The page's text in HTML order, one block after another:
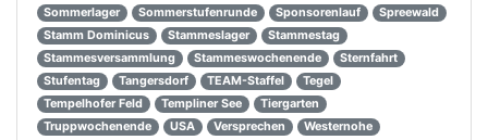
Sommerlager
Sommerstufenrunde Sponsorenlauf
Spreewald
Stamm Dominicus
Stammeslager
Stammestag
Stammesversammlung
Stammeswochenende
Sternfahrt
Stufentag
Tangersdorf TEAM-Staffel
Tegel
Tempelhofer Feld
Templiner See
Tiergarten
Truppwochenende
USA Versprechen
Westernohe